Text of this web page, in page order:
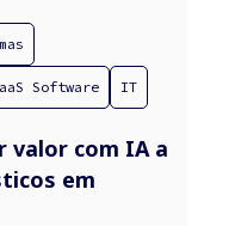
Software IT
valor com IA a
em